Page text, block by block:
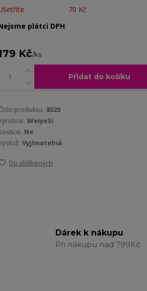
70 Kč
plátci DPH
Kč/ks
Přidat do košíku
produktu: 8325
WeiyeSi
Ne
Vyjímatelná
Do oblíbených
Dárek k nákupu
Při nákupu nad 799Kč